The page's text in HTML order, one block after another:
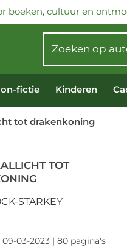
boeken, cultuur en
fictie Kinderen
tot drakenkoning
TOT
STARKEY
09-03-2023 | 80 pagina's